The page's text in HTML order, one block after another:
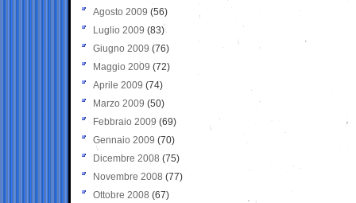
Agosto 2009 (56)
Luglio 2009 (83)
Giugno 2009 (76)
Maggio 2009 (72)
Aprile 2009 (74)
Marzo 2009 (50)
Febbraio 2009 (69)
Gennaio 2009 (70)
Dicembre 2008 (75)
Novembre 2008 (77)
Ottobre 2008 (67)